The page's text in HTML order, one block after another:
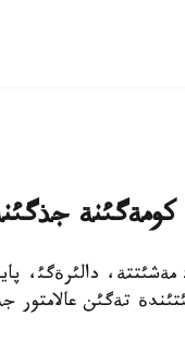
دالئرةگئ،
تةگئن عالامتور